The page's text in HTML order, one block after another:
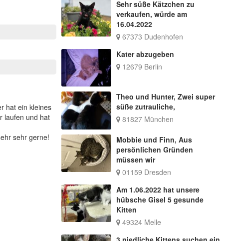
hat ein kleines
laufen und hat
sehr gerne!
Sehr süße Kätzchen zu
verkaufen, würde am
16.04.2022
67373 Dudenhofen
Kater abzugeben
12679 Berlin
Theo und Hunter, Zwei super
süße zutrauliche,
81827 München
Mobbie und Finn, Aus
persönlichen Gründen
müssen wir
01159 Dresden
Am 1.06.2022 hat unsere
hübsche Gisel 5 gesunde
Kitten
49324 Melle